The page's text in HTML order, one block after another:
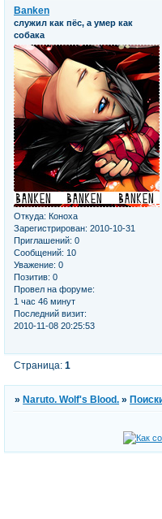
Banken
служил как пёс, а умер как
собака
Откуда: Коноха
Зарегистрирован: 2010-10-31
Приглашений: 0
Сообщений: 10
Уважение: 0
Позитив: 0
Провел на форуме:
1 час 46 минут
Последний визит:
2010-11-08 20:25:53
Страница:1
»Naruto. Wolf's Blood. »